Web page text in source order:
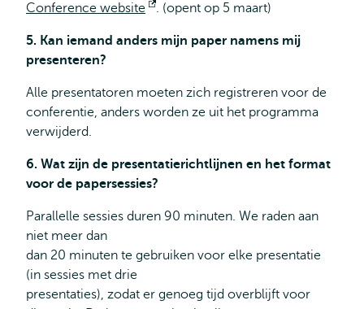
Conference website
Opent
. (opent op 5 maart)
5. Kan iemand anders mijn paper namens mij
presenteren?
Alle presentatoren moeten zich registreren voor de
conferentie, anders worden ze uit het programma
verwijderd.
6. Wat zijn de presentatierichtlijnen en het format
voor de papersessies?
Parallelle sessies duren 90 minuten. We raden aan
niet meer dan
dan 20 minuten te gebruiken voor elke presentatie
(in sessies met drie
presentaties), zodat er genoeg tijd overblijft voor